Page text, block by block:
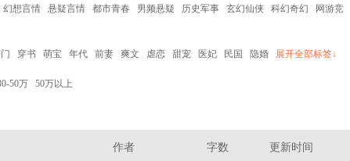
幻想言情 悬疑言情 都市青春 男频悬疑 历史军事 玄幻仙侠 科幻奇幻
网游竞
穿书 萌宝 年代 前妻 爽文 虐恋 甜宠 医妃 民国 隐婚 展开全部标签↓
50万 50万以上
作者 字数 更新时间